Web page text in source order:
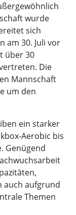
wurde
sich
am 30. Juli vor
über 30
Die
Mannschaft
um den
ein starker
Aerobic bis
Genügend
auch aufgrund
Themen